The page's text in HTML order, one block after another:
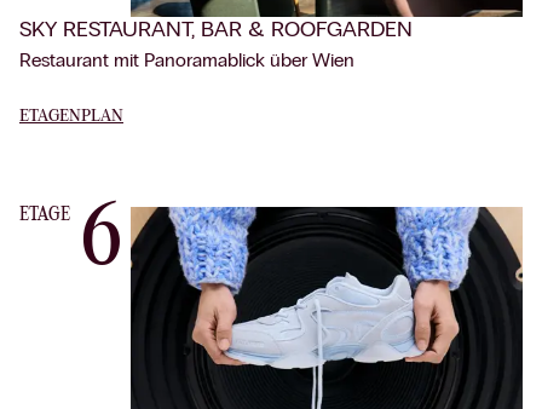
SKY RESTAURANT, BAR & ROOFGARDEN
Restaurant mit Panoramablick über Wien
ETAGENPLAN
ETAGE 6